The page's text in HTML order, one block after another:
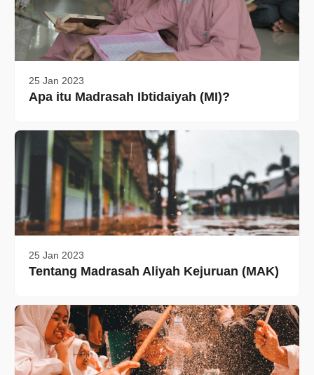
25 Jan 2023
Apa itu Madrasah Ibtidaiyah (MI)?
25 Jan 2023
Tentang Madrasah Aliyah Kejuruan (MAK)